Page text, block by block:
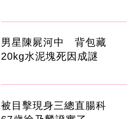
男星陳屍河中 背包藏
20kg水泥塊死因成謎
被目擊現身三總直腸科